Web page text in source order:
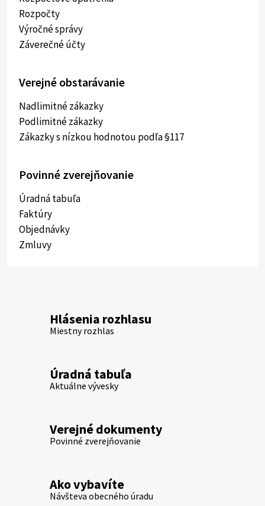
Rozpočty
Výročné správy
Záverečné účty
Verejné obstarávanie
Nadlimitné zákazky
Podlimitné zákazky
Zákazky s nízkou hodnotou podľa §117
Povinné zverejňovanie
Úradná tabuľa
Faktúry
Objednávky
Zmluvy
Hlásenia rozhlasu
Miestny rozhlas
Úradná tabuľa
Aktuálne vývesky
Verejné dokumenty
Povinné zverejňovanie
Ako vybavíte
Návšteva obecného úradu